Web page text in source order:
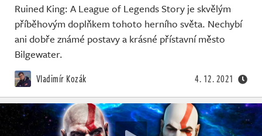
Ruined King: A League of Legends Story je skvělým
příběhovým doplňkem tohoto herního světa. Nechybí
ani dobře známé postavy a krásné přístavní město
Bilgewater.
Vladimír Kozák 4. 12. 2021